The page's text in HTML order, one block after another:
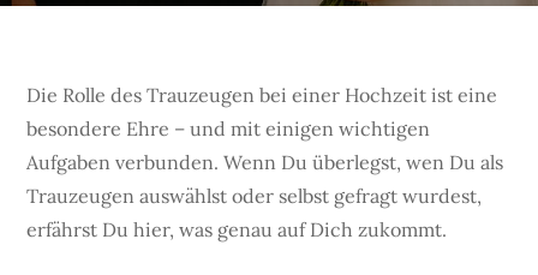
Die Rolle des Trauzeugen bei einer Hochzeit ist eine
besondere Ehre – und mit einigen wichtigen
Aufgaben verbunden. Wenn Du überlegst, wen Du als
Trauzeugen auswählst oder selbst gefragt wurdest,
erfährst Du hier, was genau auf Dich zukommt.